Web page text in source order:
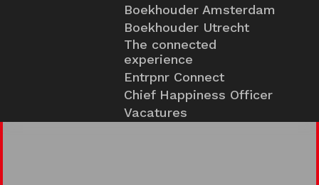
Boekhouder Amsterdam
Boekhouder Utrecht
The connected
experience
Entrpnr Connect
Chief Happiness Officer
Vacatures